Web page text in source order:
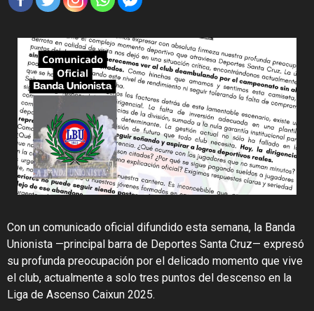
Con un comunicado oficial difundido esta semana, la Banda
Unionista —principal barra de Deportes Santa Cruz— expresó
su profunda preocupación por el delicado momento que vive
el club, actualmente a solo tres puntos del descenso en la
Liga de Ascenso Caixun 2025.